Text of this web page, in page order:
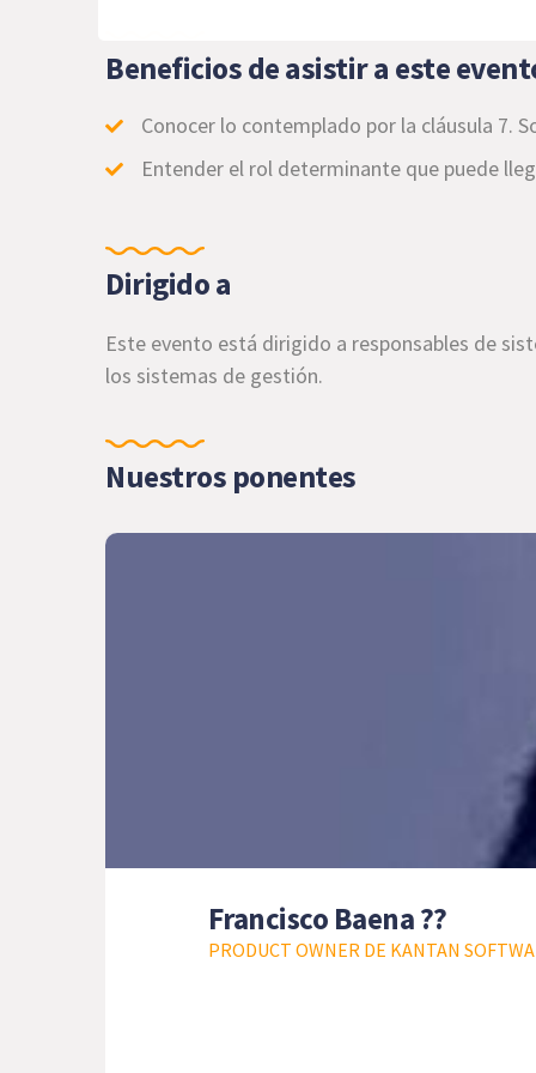
Beneficios de asistir a este
Conocer lo contemplado por la cláusula 7.
Entender el rol determinante que puede
Dirigido a
Este evento está dirigido a responsables de
los sistemas de gestión.
Nuestros ponentes
Francisco Baena ??
PRODUCT OWNER DE KANTAN